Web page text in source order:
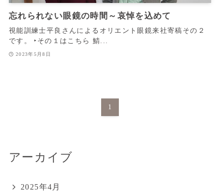
忘れられない眼鏡の時間～哀悼を込めて
視能訓練士平良さんによるオリエント眼鏡来社寄稿その２
です。 ‣その１はこちら 鯖...
2023年5月8日
1
アーカイブ
2025年4月